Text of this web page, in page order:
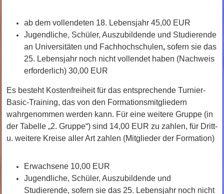
ab dem vollendeten 18. Lebensjahr 45,00 EUR
Jugendliche, Schüler, Auszubildende und Studierende
an Universitäten und Fachhochschulen, sofern sie das
25. Lebensjahr noch nicht vollendet haben (Nachweis
erforderlich) 30,00 EUR
Es besteht Kostenfreiheit für das entsprechende Turnier-
Basic-Training, das von den Formationsmitgliedern
wahrgenommen werden kann. Für eine weitere Gruppe (in
der Tabelle „2. Gruppe“) sind 14,00 EUR zu zahlen, für Dritt-
u. weitere Kreise aller Art zahlen (Mitglieder der Formation)
Erwachsene 10,00 EUR
Jugendliche, Schüler, Auszubildende und
Studierende, sofern sie das 25. Lebensjahr noch nicht